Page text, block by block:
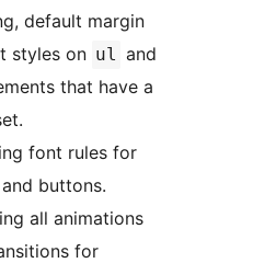
default margin
styles on ul and
that have a
font rules for
buttons.
all animations
for